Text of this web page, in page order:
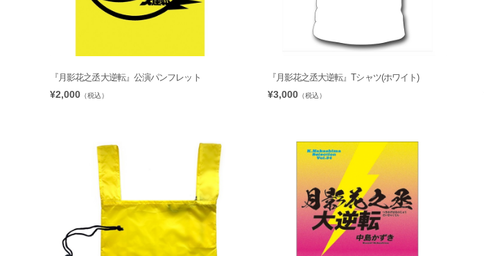
『月影花之丞大逆転』公演パンフレット
¥2,000 （税込）
『月影花之丞大逆転』Tシャツ(ホワイト)
¥3,000（税込）